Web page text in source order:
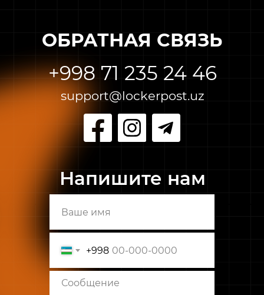
Напишите нам
+998
ОБРАТНАЯ СВЯЗЬ
+998 71 235 24 46
support@lockerpost.uz